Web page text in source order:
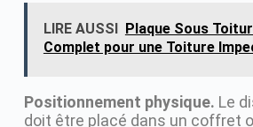
LIRE AUSSI
Plaque Sous
Complet pour une Toiture
Positionnement physique. Le
doit être placé dans un coffret